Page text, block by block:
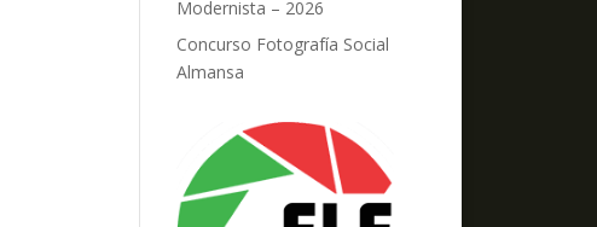
Modernista – 2026
Concurso Fotografía Social
Almansa